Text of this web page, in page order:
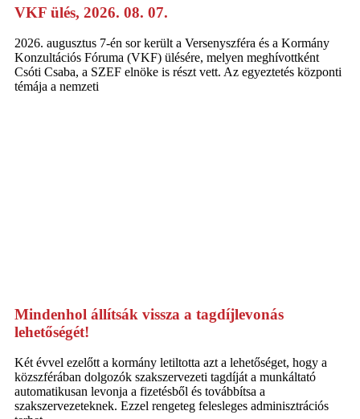
VKF ülés, 2026. 08. 07.
2026. augusztus 7-én sor került a Versenyszféra és a Kormány
Konzultációs Fóruma (VKF) ülésére, melyen meghívottként
Csóti Csaba, a SZEF elnöke is részt vett. Az egyeztetés központi
témája a nemzeti
Mindenhol állítsák vissza a tagdíjlevonás
lehetőségét!
Két évvel ezelőtt a kormány letiltotta azt a lehetőséget, hogy a
közszférában dolgozók szakszervezeti tagdíját a munkáltató
automatikusan levonja a fizetésből és továbbítsa a
szakszervezeteknek. Ezzel rengeteg felesleges adminisztrációs